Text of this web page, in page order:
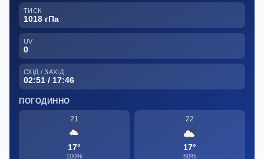
ТИСК
1018 гПа
UV
0
СХІД / ЗАХІД
02:51 / 17:46
ПОГОДИННО
21
17°
100%
22
17°
80%